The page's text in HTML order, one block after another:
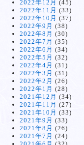
2022年12月 (45)
2022年11月 (33)
2022年10月 (37)
2022年9月 (38)
2022年8月 (30)
2022年7月 (35)
2022年6月 (34)
2022年5月 (32)
2022年4月 (31)
2022年3月 (31)
2022年2月 (26)
2022年1月 (28)
2021年12月 (34)
2021年11月 (27)
2021年10月 (33)
2021年9月 (33)
2021年8月 (26)
2021年7月 (24)